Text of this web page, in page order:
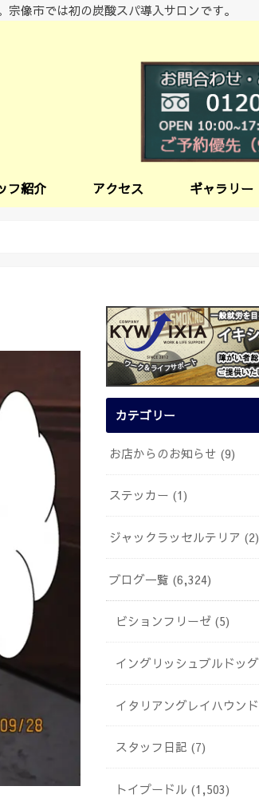
像市では初の炭酸スパ導入サロンです。
フ紹介 アクセス ギャラリー
カテゴリー
お店からのお知らせ (9)
ステッカー (1)
ジャックラッセルテリア (2)
ブログ一覧 (6,324)
ビションフリーゼ (5)
イングリッシュブルドッグ
イタリアングレイハウンド
スタッフ日記 (7)
トイプードル (1,503)